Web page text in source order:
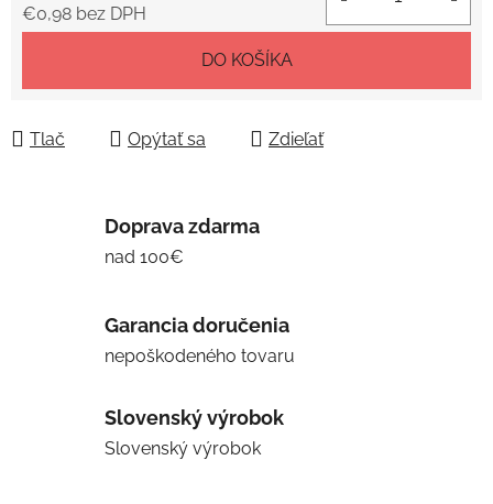
€0,98 bez DPH
DO KOŠÍKA
Tlač Opýtať sa Zdieľať
Doprava zdarma
nad 100€
Garancia doručenia
nepoškodeného tovaru
Slovenský výrobok
Slovenský výrobok